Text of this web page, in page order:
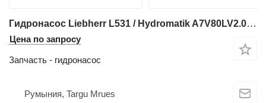
Гидронасос Liebherr L531 / Hydromatik A7V80LV2.0LZF0D для фронтального погрузчика Liebherr L531
Цена по запросу
Запчасть - гидронасос
Румыния, Targu Mrues